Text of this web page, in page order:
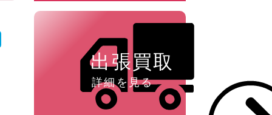
出張買取
詳細を見る